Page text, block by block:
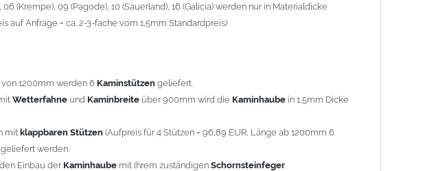
Bild klicken!
(Krempe), 09 (Pagode), 10 (Sauerland), 16 (Galicia) werden nur in Materialdicke
auf Anfrage = ca. 2-3-fache vom 1,5mm Standardpreis)
von 1200mm werden 6 Kaminstützen geliefert.
Wetterfahne und Kaminbreite über 900mm wird die Kaminhaube in 1,5mm Dicke
mit klappbaren Stützen (Aufpreis für 4 Stützen = 96,89 EUR, Länge ab 1200mm 6
geliefert werden.
Einbau der Kaminhaube mit Ihrem zuständigen Schornsteinfeger